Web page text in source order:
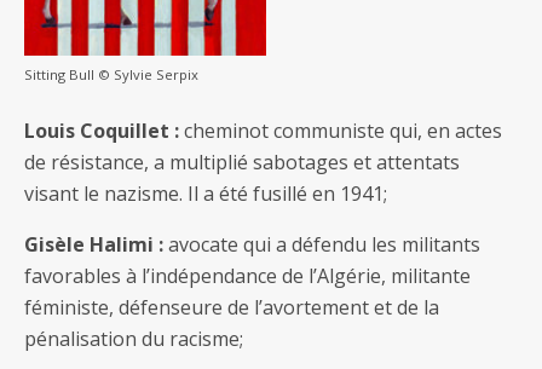
Sitting Bull © Sylvie Serpix
Louis Coquillet :cheminot communiste qui, en actes
de résistance, a multiplié sabotages et attentats
visant le nazisme. Il a été fusillé en 1941;
Gisèle Halimi :avocate qui a défendu les militants
favorables à l’indépendance de l’Algérie, militante
féministe, défenseure de l’avortement et de la
pénalisation du racisme;